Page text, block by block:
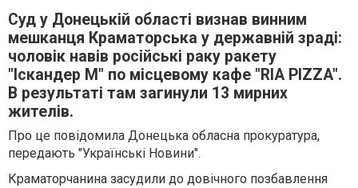
Суд у Донецькій області визнав винним
мешканця Краматорська у державній зраді:
чоловік навів російські раку ракету
"Іскандер М" по місцевому кафе "RIA PIZZA".
В результаті там загинули 13 мирних
жителів.
Про це повідомила Донецька обласна прокуратура,
передають "Українські Новини".
Краматорчанина засудили до довічного позбавлення